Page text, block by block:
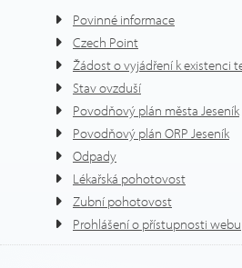
Povinné informace
Czech Point
Žádost o vyjádření k existenci
Stav ovzduší
Povodňový plán města Jeseník
Povodňový plán ORP Jeseník
Odpady
Lékařská pohotovost
Zubní pohotovost
Prohlášení o přístupnosti webu